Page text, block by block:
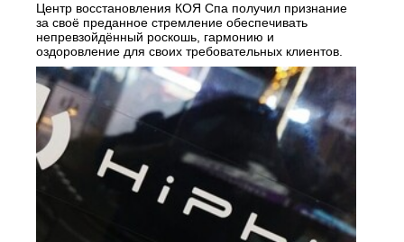
Центр восстановления КОЯ Спа получил признание
за своё преданное стремление обеспечивать
непревзойдённый роскошь, гармонию и
оздоровление для своих требовательных клиентов.